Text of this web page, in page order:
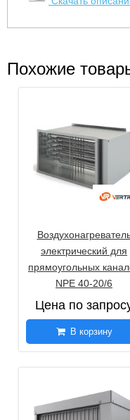
Похожие
электрический для
прямоугольных
NPE 40-20/6
Цена по
В корзину